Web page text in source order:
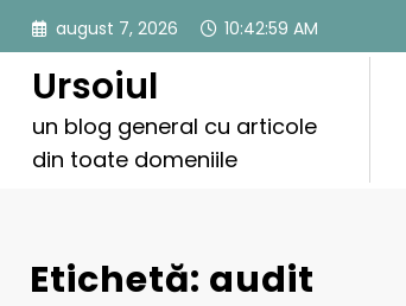
conținut
august 7, 2026 10:42:59 AM
Ursoiul
un blog general cu articole
din toate domeniile
Etichetă: audit